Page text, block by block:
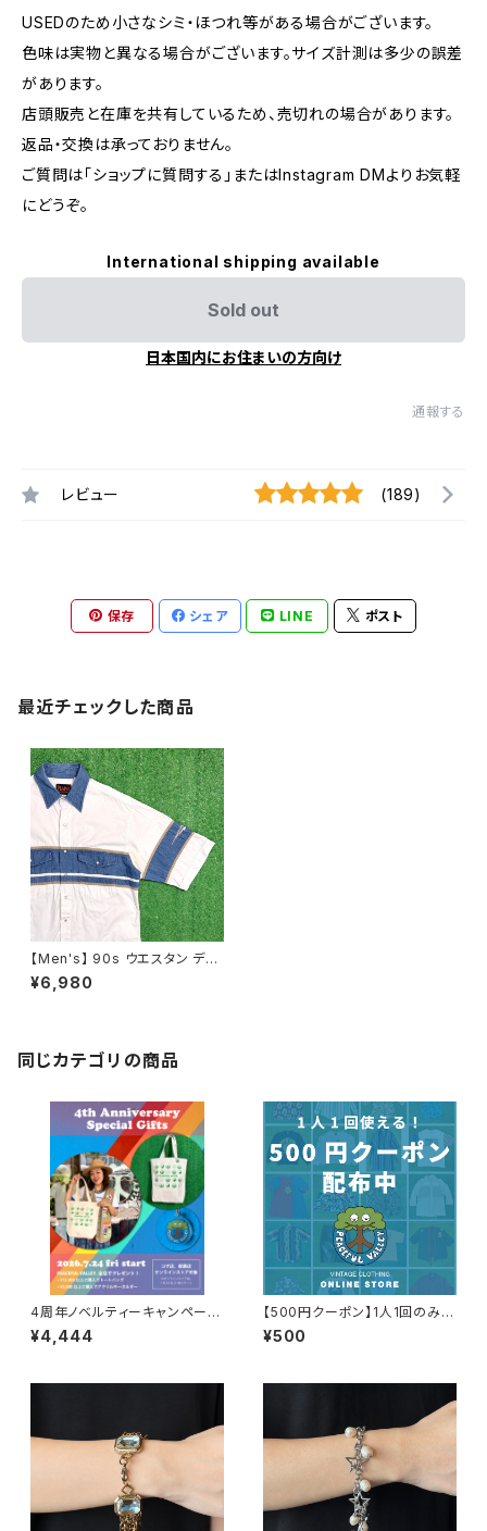
USEDのため小さなシミ・ほつれ等がある場合がございます。
色味は実物と異なる場合がございます。サイズ計測は多少の誤差
があります。
店頭販売と在庫を共有しているため、売切れの場合があります。
返品・交換は承っておりません。
ご質問は「ショップに質問する」またはInstagram DMよりお気軽
にどうぞ。
International shipping available
Sold out
日本国内にお住まいの方向け
通報する
レビュー (189)
保存 シェア LINE ポスト
最近チェックした商品
【Men's】 90s ウエスタン デザ
イン 切り替え シャツ / 90年代
古着 半袖 シャツ メンズ カウボ
¥6,980
同じカテゴリの商品
4周年ノベルティーキャンペーン
開催中！
¥4,444
【500円クーポン】1人1回のみご
利用可能！
¥500